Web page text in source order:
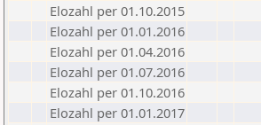
Elozahl per 01.10.2015
Elozahl per 01.01.2016
Elozahl per 01.04.2016
Elozahl per 01.07.2016
Elozahl per 01.10.2016
Elozahl per 01.01.2017